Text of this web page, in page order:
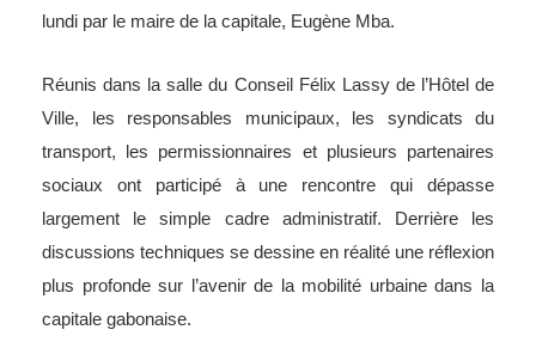
lundi par le maire de la capitale, Eugène Mba.
Réunis dans la salle du Conseil Félix Lassy de l’Hôtel de
Ville, les responsables municipaux, les syndicats du
transport, les permissionnaires et plusieurs partenaires
sociaux ont participé à une rencontre qui dépasse
largement le simple cadre administratif. Derrière les
discussions techniques se dessine en réalité une réflexion
plus profonde sur l’avenir de la mobilité urbaine dans la
capitale gabonaise.